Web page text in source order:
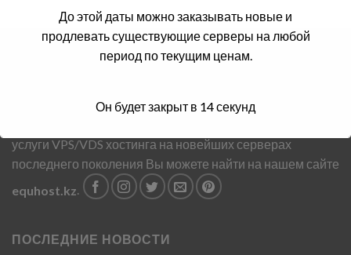
Услуги VPS/VDS по доступным ценам предоставляются
услуги VPS/VDS хостинга на новейших серверах
последнего поколения Вы можете найти на нашем сайте
equhost.kz.
ПОСЛЕДНИЕ НОВОСТИ
До этой даты можно заказывать новые и
продлевать существующие серверы на любой
период по текущим ценам.
Он будет закрыт в 13секунд